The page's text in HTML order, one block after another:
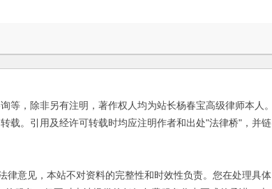
等，除非另有注明，著作权人均为站长杨春宝高级律师本人。
载。引用及经许可转载时均应注明作者和出处"法律桥"，并链
意见，本站不对资料的完整性和时效性负责。您在处理具体